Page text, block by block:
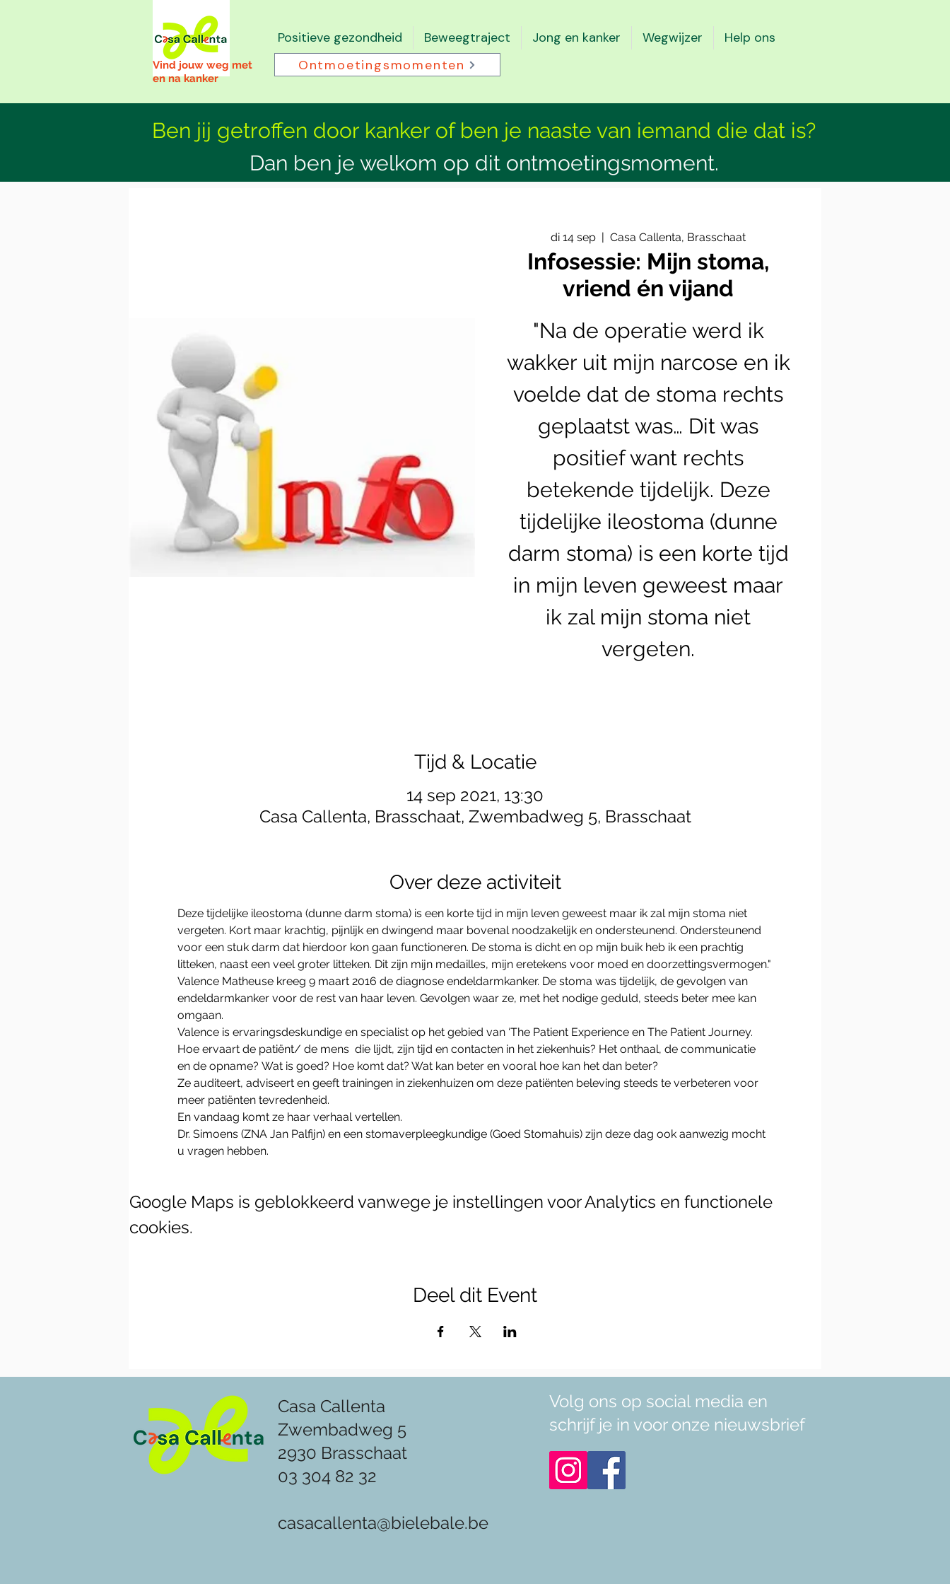
Positieve gezondheid Beweegtraject Jong en kanker Wegwijzer Help ons
Vind jouw weg met
en na kanker
Ontmoetingsmomenten
Ben jij getroffen door kanker of ben je naaste van iemand die dat is?
Dan ben je welkom op dit ontmoetingsmoment.
di 14 sep
  |
Casa Callenta, Brasschaat
Infosessie: Mijn stoma,
vriend én vijand
"Na de operatie werd ik
wakker uit mijn narcose en ik
voelde dat de stoma rechts
geplaatst was… Dit was
positief want rechts
betekende tijdelijk. Deze
tijdelijke ileostoma (dunne
darm stoma) is een korte tijd
in mijn leven geweest maar
ik zal mijn stoma niet
vergeten.
Tijd & Locatie
14 sep 2021, 13:30
Casa Callenta, Brasschaat, Zwembadweg 5, Brasschaat
Over deze activiteit
Deze tijdelijke ileostoma (dunne darm stoma) is een korte tijd in mijn leven geweest maar ik zal mijn stoma niet
vergeten. Kort maar krachtig, pijnlijk en dwingend maar bovenal noodzakelijk en ondersteunend. Ondersteunend
voor een stuk darm dat hierdoor kon gaan functioneren. De stoma is dicht en op mijn buik heb ik een prachtig
litteken, naast een veel groter litteken. Dit zijn mijn medailles, mijn eretekens voor moed en doorzettingsvermogen."
Valence Matheuse kreeg 9 maart 2016 de diagnose endeldarmkanker. De stoma was tijdelijk, de gevolgen van
endeldarmkanker voor de rest van haar leven. Gevolgen waar ze, met het nodige geduld, steeds beter mee kan
omgaan.
Valence is ervaringsdeskundige en specialist op het gebied van ‘The Patient Experience en The Patient Journey.
Hoe ervaart de patiënt/ de mens  die lijdt, zijn tijd en contacten in het ziekenhuis? Het onthaal, de communicatie
en de opname? Wat is goed? Hoe komt dat? Wat kan beter en vooral hoe kan het dan beter?
Ze auditeert, adviseert en geeft trainingen in ziekenhuizen om deze patiënten beleving steeds te verbeteren voor
meer patiënten tevredenheid.
En vandaag komt ze haar verhaal vertellen.
Dr. Simoens (ZNA Jan Palfijn) en een stomaverpleegkundige (Goed Stomahuis) zijn deze dag ook aanwezig mocht
u vragen hebben.
Google Maps is geblokkeerd vanwege je instellingen voor Analytics en functionele
cookies.
Deel dit Event
Casa Callenta
Zwembadweg 5
2930 Brasschaat
03 304 82 32
casacallenta@bielebale.be
Volg ons op social media en
schrijf je in voor onze nieuwsbrief